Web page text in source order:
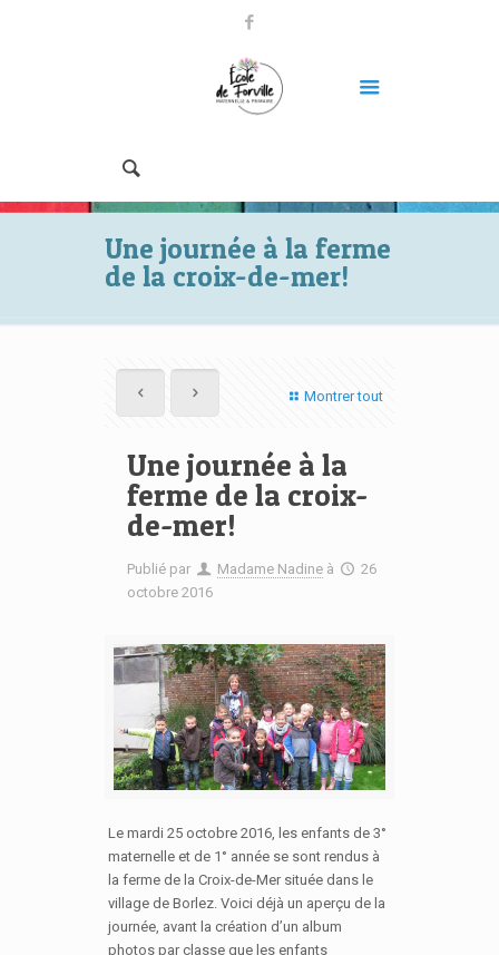
Une journée à la ferme
de la croix-de-mer!
Montrer tout
Une journée à la
ferme de la croix-
de-mer!
Publié par Madame Nadine à
26
octobre 2016
Le mardi 25 octobre 2016, les enfants de 3°
maternelle et de 1° année se sont rendus à
la ferme de la Croix-de-Mer située dans le
village de Borlez. Voici déjà un aperçu de la
journée, avant la création d’un album
photos par classe que les enfants